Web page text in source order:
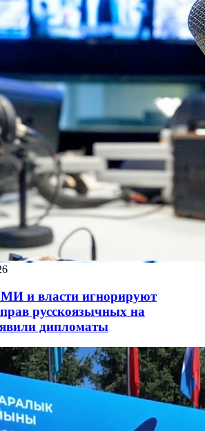
и власти игнорируют
русскоязычных на
дипломаты